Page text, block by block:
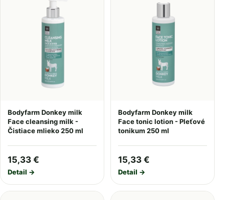
Bodyfarm Donkey milk
Face cleansing milk -
Čistiace mlieko 250 ml
15,33 €
Detail →
Bodyfarm Donkey milk
Face tonic lotion - Pleťové
tonikum 250 ml
15,33 €
Detail →